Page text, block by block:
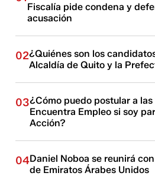
Fiscalía pide condena y
acusación
02¿Quiénes son los
Alcaldía de Quito y la
03¿Cómo puedo postular a
Encuentra Empleo si soy
Acción?
04Daniel Noboa se reunirá
de Emiratos Árabes Unidos